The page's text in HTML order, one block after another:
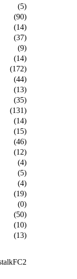
(5)
(90)
(14)
(37)
(9)
(14)
(172)
(44)
(13)
(35)
(131)
(14)
(15)
(46)
(12)
(4)
(5)
(4)
(19)
(0)
(50)
(10)
(13)
FC2